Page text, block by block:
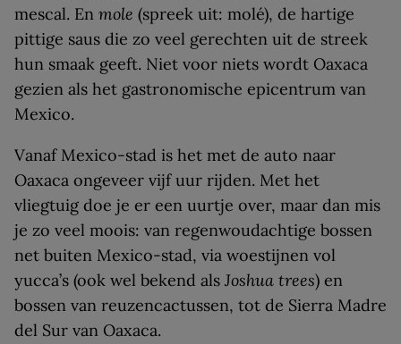
mescal. En mole (spreek uit: molé), de hartige
pittige saus die zo veel gerechten uit de streek
hun smaak geeft. Niet voor niets wordt Oaxaca
gezien als het gastronomische epicentrum van
Mexico.
Vanaf Mexico-stad is het met de auto naar
Oaxaca ongeveer vijf uur rijden. Met het
vliegtuig doe je er een uurtje over, maar dan mis
je zo veel moois: van regenwoudachtige bossen
net buiten Mexico-stad, via woestijnen vol
yucca’s (ook wel bekend als Joshua trees) en
bossen van reuzencactussen, tot de Sierra Madre
del Sur van Oaxaca.